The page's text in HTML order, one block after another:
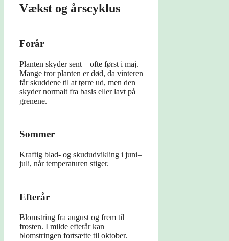
Vækst og årscyklus
Forår
Planten skyder sent – ofte først i maj.
Mange tror planten er død, da vinteren
får skuddene til at tørre ud, men den
skyder normalt fra basis eller lavt på
grenene.
Sommer
Kraftig blad- og skududvikling i juni–
juli, når temperaturen stiger.
Efterår
Blomstring fra august og frem til
frosten. I milde efterår kan
blomstringen fortsætte til oktober.